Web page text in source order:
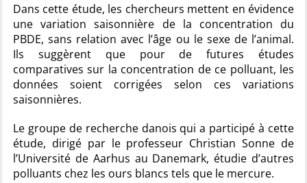
Dans cette étude, les chercheurs mettent en évidence
une variation saisonnière de la concentration du
PBDE, sans relation avec l’âge ou le sexe de l’animal.
Ils suggèrent que pour de futures études
comparatives sur la concentration de ce polluant, les
données soient corrigées selon ces variations
saisonnières.
Le groupe de recherche danois qui a participé à cette
étude, dirigé par le professeur Christian Sonne de
l’Université de Aarhus au Danemark, étudie d’autres
polluants chez les ours blancs tels que le mercure.